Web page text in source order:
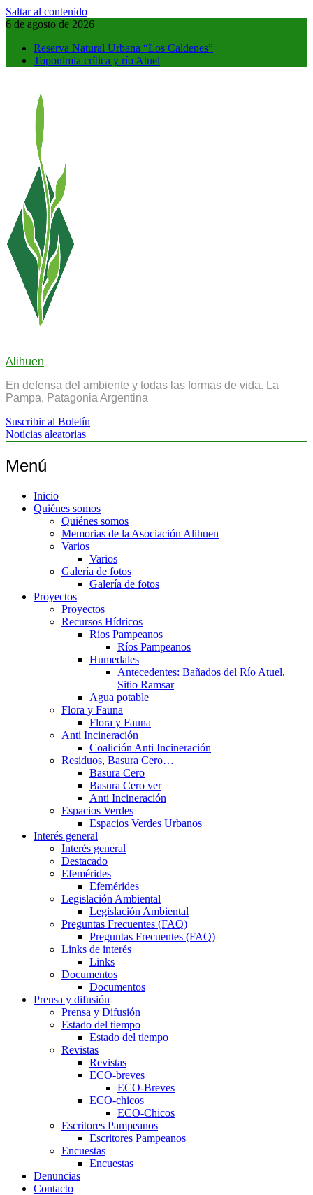
Saltar al contenido
6 de agosto de 2026
Reserva Natural Urbana “Los Caldenes”
Toponimia crítica y río Atuel
Alihuen
En defensa del ambiente y todas las formas de vida. La
Pampa, Patagonia Argentina
Suscribir al Boletín
Noticias aleatorias
Menú
Inicio
Quiénes somos
Quiénes somos
Memorias de la Asociación Alihuen
Varios
Varios
Galería de fotos
Galería de fotos
Proyectos
Proyectos
Recursos Hídricos
Ríos Pampeanos
Ríos Pampeanos
Humedales
Antecedentes: Bañados del Río Atuel,
Sitio Ramsar
Agua potable
Flora y Fauna
Flora y Fauna
Anti Incineración
Coalición Anti Incineración
Residuos, Basura Cero…
Basura Cero
Basura Cero ver
Anti Incineración
Espacios Verdes
Espacios Verdes Urbanos
Interés general
Interés general
Destacado
Efemérides
Efemérides
Legislación Ambiental
Legislación Ambiental
Preguntas Frecuentes (FAQ)
Preguntas Frecuentes (FAQ)
Links de interés
Links
Documentos
Documentos
Prensa y difusión
Prensa y Difusión
Estado del tiempo
Estado del tiempo
Revistas
Revistas
ECO-breves
ECO-Breves
ECO-chicos
ECO-Chicos
Escritores Pampeanos
Escritores Pampeanos
Encuestas
Encuestas
Denuncias
Contacto